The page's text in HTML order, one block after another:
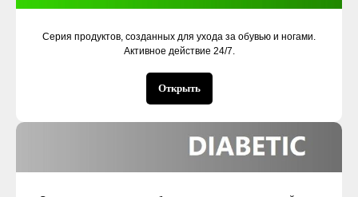
Серия продуктов, созданных для ухода за обувью и ногами.
Активное действие 24/7.
Открыть